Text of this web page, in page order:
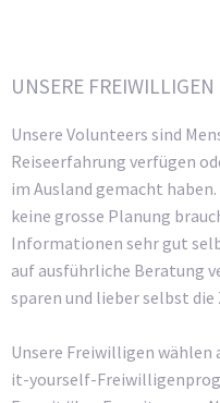
UNSERE FREIWILLIGEN
Unsere Volunteers sind
Reiseerfahrung verfügen
im Ausland gemacht
keine grosse Planung
Informationen sehr gut
auf ausführliche Beratung
sparen und lieber selbst die
Unsere Freiwilligen wählen
it-yourself-